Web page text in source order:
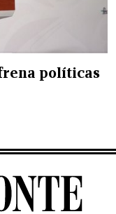
políticas